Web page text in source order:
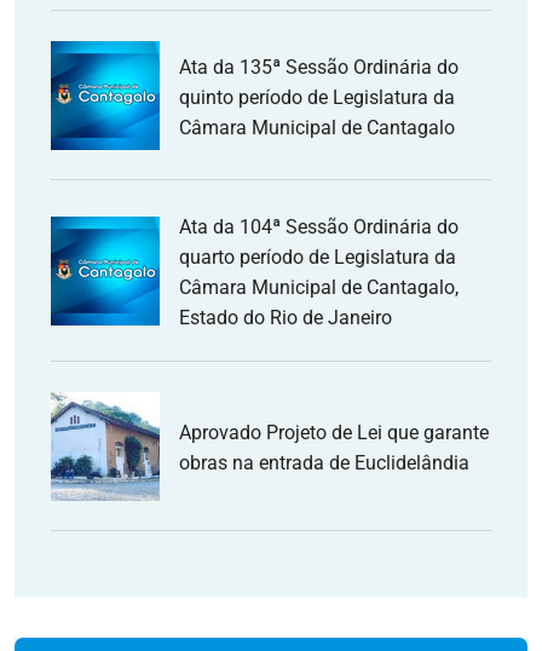
Ata da 135ª Sessão Ordinária do
quinto período de Legislatura da
Câmara Municipal de Cantagalo
Ata da 104ª Sessão Ordinária do
quarto período de Legislatura da
Câmara Municipal de Cantagalo,
Estado do Rio de Janeiro
Aprovado Projeto de Lei que garante
obras na entrada de Euclidelândia